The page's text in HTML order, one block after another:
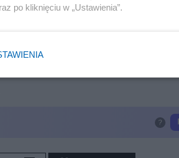
biedy i bezrobocia
inny polityk
wyobraża sobie bez niego życia
po kliknięciu w „Ustawienia”.